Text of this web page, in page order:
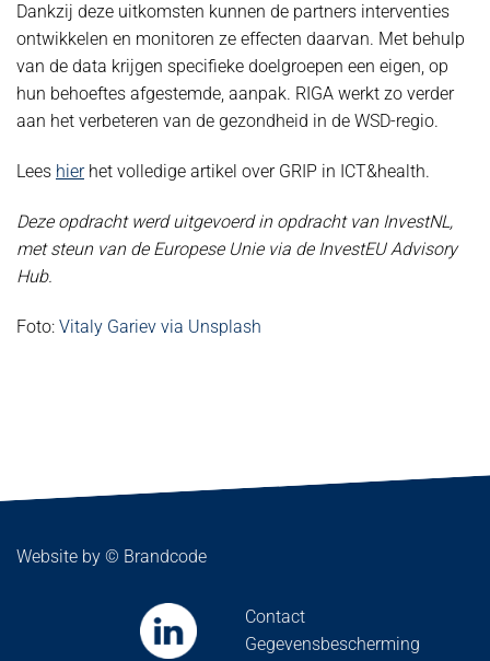
Dankzij deze uitkomsten kunnen de partners interventies
ontwikkelen en monitoren ze effecten daarvan. Met behulp
van de data krijgen specifieke doelgroepen een eigen, op
hun behoeftes afgestemde, aanpak. RIGA werkt zo verder
aan het verbeteren van de gezondheid in de WSD-regio.
Lees hierhet volledige artikel over GRIP in ICT&health.
Deze opdracht werd uitgevoerd in opdracht van InvestNL,
met steun van de Europese Unie via de InvestEU Advisory
Hub.
Foto: Vitaly Gariev via Unsplash
Website by © Brandcode
Contact
Gegevensbescherming